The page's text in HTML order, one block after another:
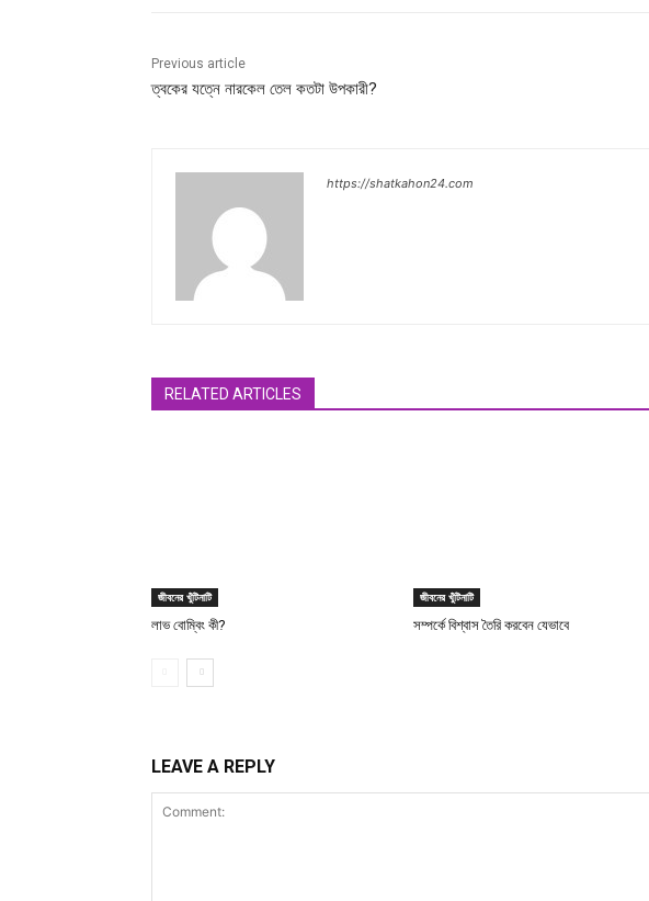
Previous article
ত্বকের যত্নে নারকেল তেল কতটা উপকারী?
https://shatkahon24.com
RELATED ARTICLES
জীবনের খুঁটিনাটি
লাভ বোম্বিং কী?
জীবনের খুঁটিনাটি
সম্পর্কে বিশ্বাস তৈরি করবেন যেভাবে
LEAVE A REPLY